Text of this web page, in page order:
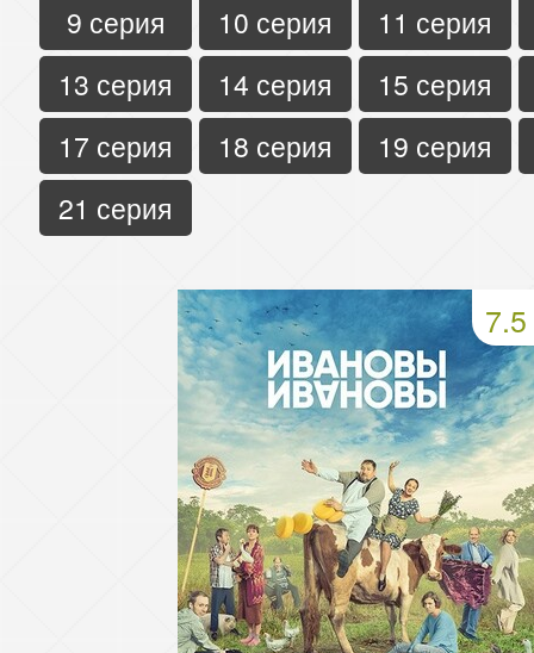
9 серия
10 серия
11 серия
13 серия
14 серия
15 серия
17 серия
18 серия
19 серия
21 серия
7.5